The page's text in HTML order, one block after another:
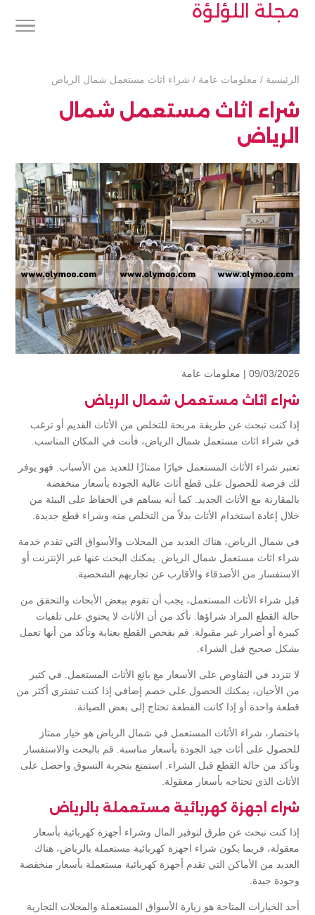
مجلة اللؤلؤة
الرئيسية / معلومات عامة / شراء اثاث مستعمل شمال الرياض
شراء اثاث مستعمل شمال
الرياض
09/03/2026 | معلومات عامة
شراء اثاث مستعمل شمال الرياض
إذا كنت تبحث عن طريقة مربحة للتخلص من الأثاث القديم أو ترغب
في شراء اثاث مستعمل شمال الرياض، فأنت في المكان المناسب.
تعتبر شراء الأثاث المستعمل خيارًا ممتازًا للعديد من الأسباب. فهو يوفر
لك فرصة للحصول على قطع أثاث عالية الجودة بأسعار منخفضة
بالمقارنة مع الأثاث الجديد. كما أنه يساهم في الحفاظ على البيئة من
خلال إعادة استخدام الأثاث بدلاً من التخلص منه وشراء قطع جديدة.
في شمال الرياض، هناك العديد من المحلات والأسواق التي تقدم خدمة
شراء اثاث مستعمل شمال الرياض. يمكنك البحث عنها عبر الإنترنت أو
الاستفسار من الأصدقاء والأقارب عن تجاربهم الشخصية.
قبل شراء الأثاث المستعمل، يجب أن تقوم ببعض الأبحاث والتحقق من
حالة القطع المراد شراؤها. تأكد من أن الأثاث لا يحتوي على تلفيات
كبيرة أو أضرار غير مقبولة. قم بفحص القطع بعناية وتأكد من أنها تعمل
بشكل صحيح قبل الشراء.
لا تتردد في التفاوض على الأسعار مع بائع الأثاث المستعمل. في كثير
من الأحيان، يمكنك الحصول على خصم إضافي إذا كنت تشتري أكثر من
قطعة واحدة أو إذا كانت القطعة تحتاج إلى بعض الصيانة.
باختصار، شراء الأثاث المستعمل في شمال الرياض هو خيار ممتاز
للحصول على أثاث جيد الجودة بأسعار مناسبة. قم بالبحث والاستفسار
وتأكد من حالة القطع قبل الشراء. استمتع بتجربة التسوق واحصل على
الأثاث الذي تحتاجه بأسعار معقولة.
شراء اجهزة كهربائية مستعملة بالرياض
إذا كنت تبحث عن طرق لتوفير المال وشراء أجهزة كهربائية بأسعار
معقولة، فربما يكون شراء اجهزة كهربائية مستعملة بالرياض، هناك
العديد من الأماكن التي تقدم أجهزة كهربائية مستعملة بأسعار منخفضة
وجودة جيدة.
أحد الخيارات المتاحة هو زيارة الأسواق المستعملة والمحلات التجارية